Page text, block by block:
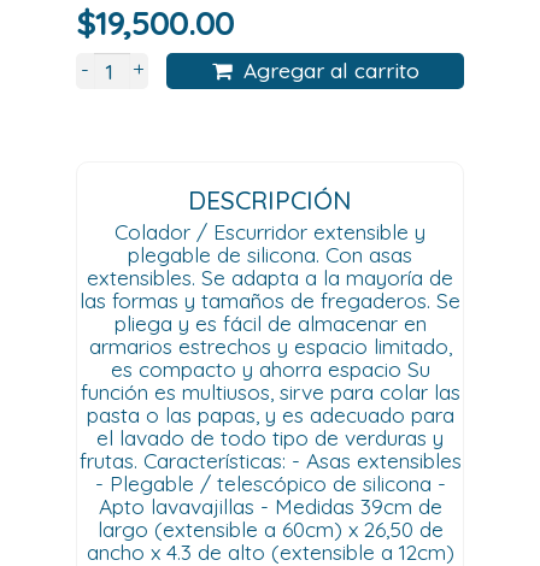
$19,500.00
- + Agregar al carrito
DESCRIPCIÓN
Colador / Escurridor extensible y
plegable de silicona. Con asas
extensibles. Se adapta a la mayoría de
las formas y tamaños de fregaderos. Se
pliega y es fácil de almacenar en
armarios estrechos y espacio limitado,
es compacto y ahorra espacio Su
función es multiusos, sirve para colar las
pasta o las papas, y es adecuado para
el lavado de todo tipo de verduras y
frutas. Características: - Asas extensibles
- Plegable / telescópico de silicona -
Apto lavavajillas - Medidas 39cm de
largo (extensible a 60cm) x 26,50 de
ancho x 4.3 de alto (extensible a 12cm)